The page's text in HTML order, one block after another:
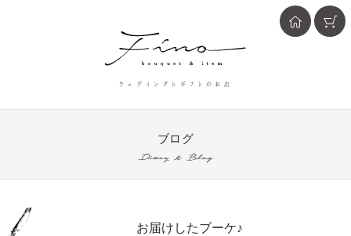
ウェディングとギフトのお店
ブログ
Diary & Blog
お届けしたブーケ♪